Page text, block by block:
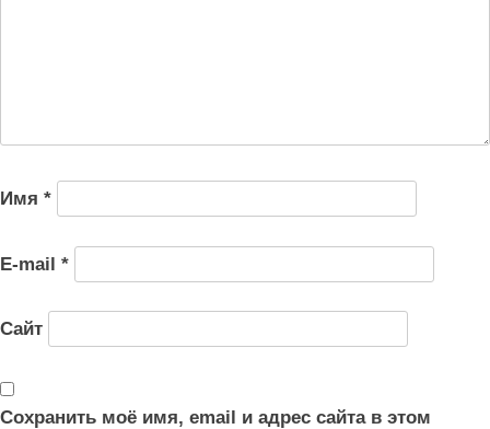
Имя *
E-mail *
Сайт
Сохранить моё имя, email и адрес сайта в этом